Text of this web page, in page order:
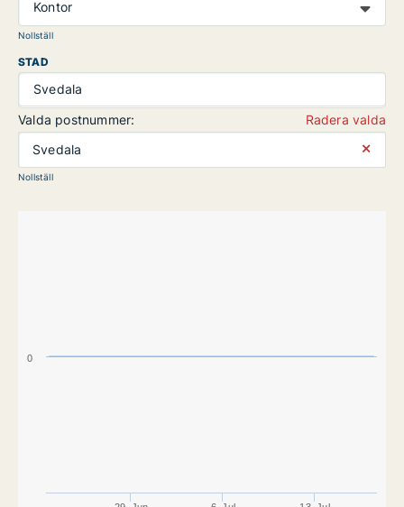
Kontor
Nollställ
STAD
Svedala
Valda postnummer:
Radera valda
Svedala
⨯
Nollställ
0